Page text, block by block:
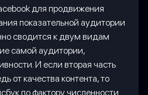
для продвижения
показательной аудитории
сводится к двум видам
самой аудитории,
И если вторая часть
от качества контента, то
по фактору численности